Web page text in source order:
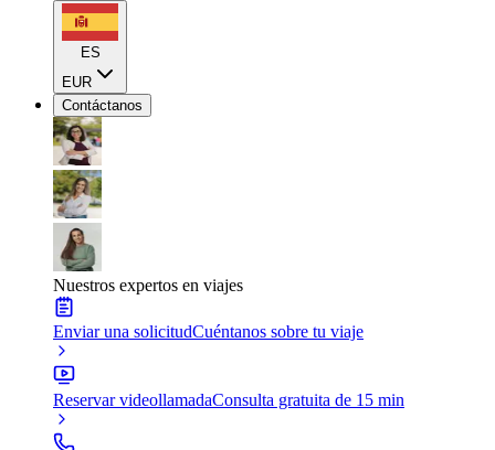
ES
EUR
Contáctanos
Nuestros expertos en viajes
Enviar una solicitudCuéntanos sobre tu viaje
Reservar videollamadaConsulta gratuita de 15 min